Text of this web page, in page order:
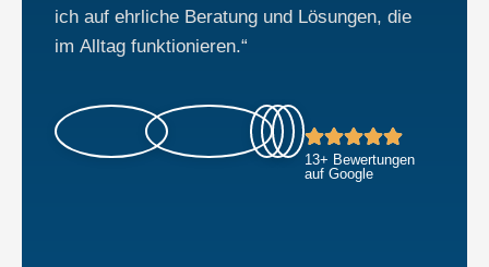
ich auf ehrliche Beratung und Lösungen, die
im Alltag funktionieren.“
13+ Bewertungen
auf Google